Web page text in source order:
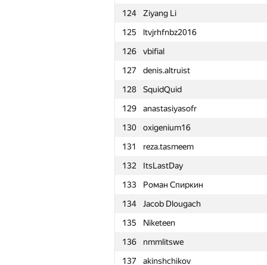
124
Ziyang Li
125
ltvjrhfnbz2016
126
vbifial
127
denis.altruist
128
SquidQuid
129
anastasiyasofr
130
oxigenium16
131
reza.tasmeem
132
ItsLastDay
133
Роман Спиркин
134
Jacob Dlougach
135
Niketeen
136
nmmlitswe
137
akinshchikov
101 grikukan
102
Dmytro
103
aangairbender
104
arxmath
105
VisualMaf
106
d.podanenko
107
Bobsans
108
harhro94
109
vpike
110
r0bur
111
overdosepuma
112
alexandr@tsaplin.ru
113
BudAlNik